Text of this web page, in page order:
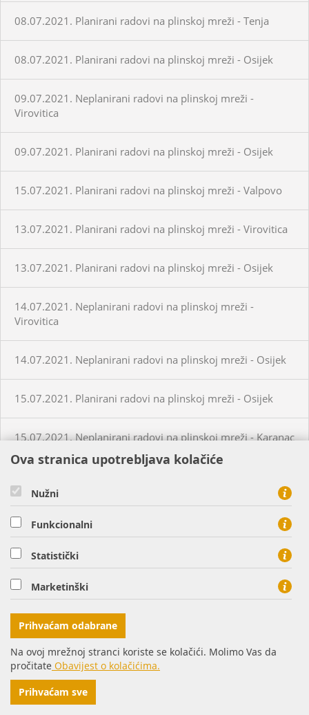
08.07.2021. Planirani radovi na plinskoj mreži - Tenja
08.07.2021. Planirani radovi na plinskoj mreži - Osijek
09.07.2021. Neplanirani radovi na plinskoj mreži -
Virovitica
09.07.2021. Planirani radovi na plinskoj mreži - Osijek
15.07.2021. Planirani radovi na plinskoj mreži - Valpovo
13.07.2021. Planirani radovi na plinskoj mreži - Virovitica
13.07.2021. Planirani radovi na plinskoj mreži - Osijek
14.07.2021. Neplanirani radovi na plinskoj mreži -
Virovitica
14.07.2021. Neplanirani radovi na plinskoj mreži - Osijek
15.07.2021. Planirani radovi na plinskoj mreži - Osijek
15.07.2021. Neplanirani radovi na plinskoj mreži - Karanac
16.07.2021. Planirani radovi na plinskoj mreži - Osijek
20.07.2021. Neplanirani radovi na plinskoj mreži -
Bistrinci
20.07.2021. Neplanirani radovi na plinskoj mreži - Briješće
21.07.2021. Planirani radovi na plinskoj mreži - Osijek
Ova stranica upotrebljava kolačiće
Nužni
Funkcionalni
Statistički
Marketinški
Prihvaćam odabrane
Na ovoj mrežnoj stranci koriste se kolačići. Molimo Vas da
pročitate Obavijest o kolačićima.
Prihvaćam sve